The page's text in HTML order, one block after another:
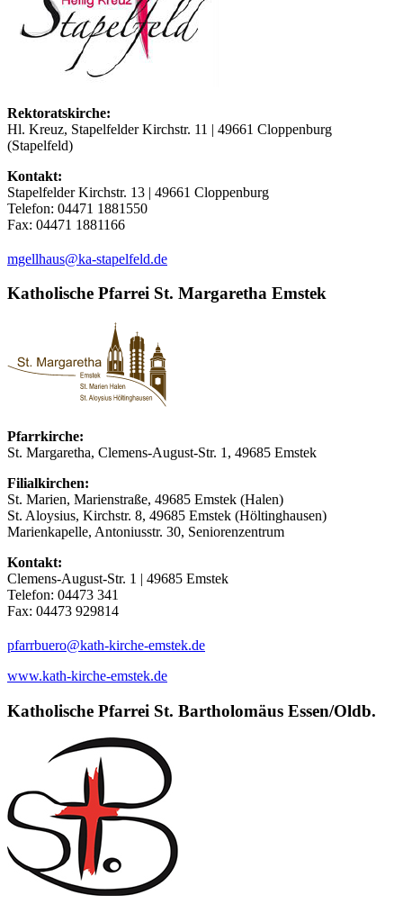
Rektoratskirche:
Hl. Kreuz, Stapelfelder Kirchstr. 11 | 49661 Cloppenburg
(Stapelfeld)
Kontakt:
Stapelfelder Kirchstr. 13 | 49661 Cloppenburg
Telefon: 04471 1881550
Fax: 04471 1881166
mgellhaus (at)
ka-stapelfeld.de
Katholische Pfarrei St. Margaretha Emstek
Pfarrkirche:
St. Margaretha, Clemens-August-Str. 1, 49685 Emstek
Filialkirchen:
St. Marien, Marienstraße, 49685 Emstek (Halen)
St. Aloysius, Kirchstr. 8, 49685 Emstek (Höltinghausen)
Marienkapelle, Antoniusstr. 30, Seniorenzentrum
Kontakt:
Clemens-August-Str. 1 | 49685 Emstek
Telefon: 04473 341
Fax: 04473 929814
pfarrbuero (at)
kath-kirche-emstek.de
www.kath-kirche-emstek.de
Katholische Pfarrei St. Bartholomäus Essen/Oldb.